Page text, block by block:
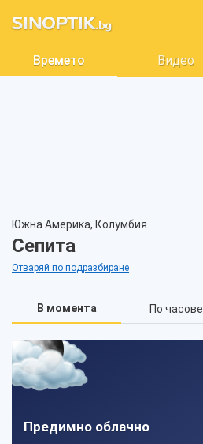
Времето Видео
Южна Америка, Колумбия
Сепита
Отваряй по подразбиране
В момента По часове
Предимно облачно